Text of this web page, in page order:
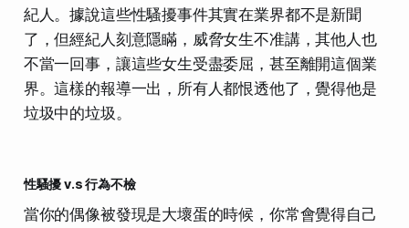
紀人。據說這些性騷擾事件其實在業界都不是新聞
了，但經紀人刻意隱瞞，威脅女生不准講，其他人也
不當一回事，讓這些女生受盡委屈，甚至離開這個業
界。這樣的報導一出，所有人都恨透他了，覺得他是
垃圾中的垃圾。
性騷擾 v.s 行為不檢
當你的偶像被發現是大壞蛋的時候，你常會覺得自己